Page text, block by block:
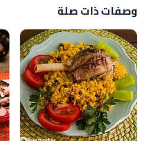
وصفات ذات صلة